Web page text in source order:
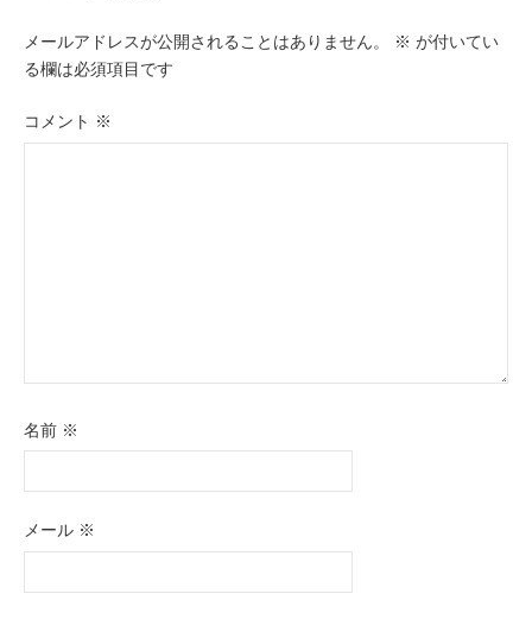
メールアドレスが公開されることはありません。 ※ が付いてい
る欄は必須項目です
コメント ※
名前 ※
メール ※